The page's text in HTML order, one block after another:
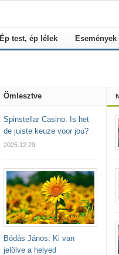
Ép test, ép lélek Események
Ömlesztve
Spinstellar Casino: Is het
de juiste keuze voor jou?
2025.12.29.
Bódás János: Ki van
jelölve a helyed